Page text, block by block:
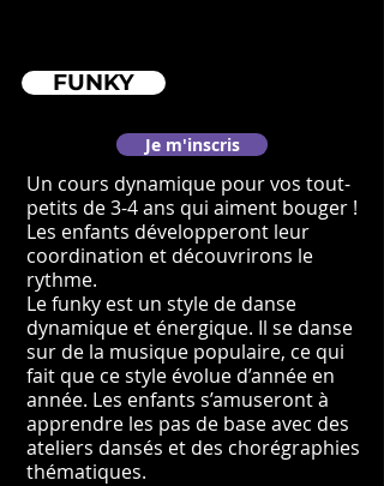
FUNKY
Je m'inscris
Un cours dynamique pour vos tout-
petits de 3-4 ans qui aiment bouger !
Les enfants développeront leur
coordination et découvrirons le
rythme.
Le funky est un style de danse
dynamique et énergique. Il se danse
sur de la musique populaire, ce qui
fait que ce style évolue d’année en
année. Les enfants s’amuseront à
apprendre les pas de base avec des
ateliers dansés et des chorégraphies
thématiques.